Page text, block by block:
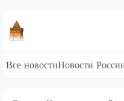
Все новостиНовости